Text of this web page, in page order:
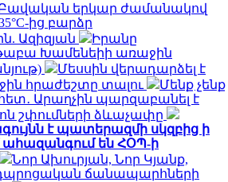
երկար ժամանակով
ից բարձր
Ազիզյան
Իրանը
Խամենեիի առաջին
Մեսսին վերադարձել է
հրաժեշտը տալու
Մենք չենք
Արաղչին պարզաբանել է
շփումների ձևաչափը
է պատերազմի սկզբից ի
ահազանգում են ՀՕՊ-ի
Նոր Ախուրյան, Նոր Կյանք,
ճանապարհների